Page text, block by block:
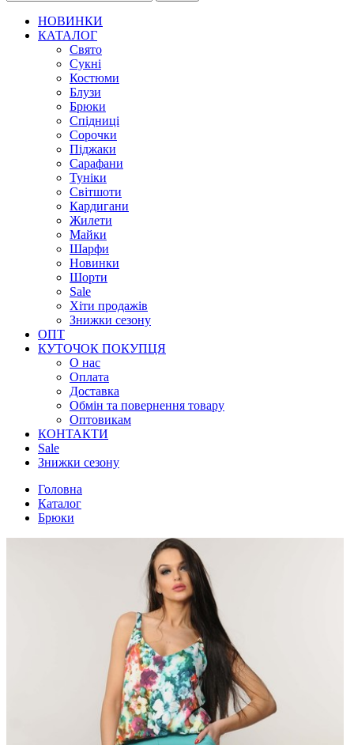
НОВИНКИ
КАТАЛОГ
Свято
Сукні
Костюми
Блузи
Брюки
Спідниці
Сорочки
Піджаки
Сарафани
Туніки
Світшоти
Кардигани
Жилети
Майки
Шарфи
Новинки
Шорти
Sale
Хіти продажів
Знижки сезону
ОПТ
КУТОЧОК ПОКУПЦЯ
О нас
Оплата
Доставка
Обмін та повернення товару
Оптовикам
КОНТАКТИ
Sale
Знижки сезону
Головна
Каталог
Брюки